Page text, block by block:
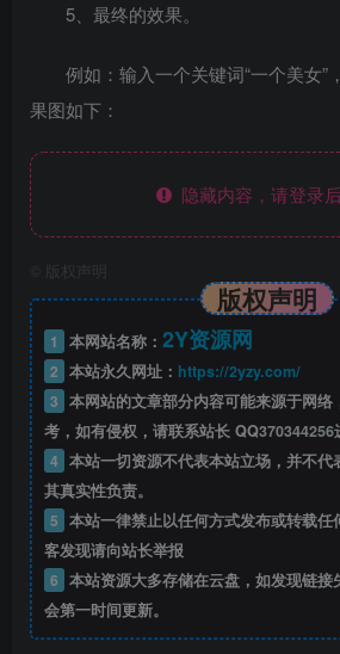
5、最终的效果。
例如：输入一个关键词“一个美女”
果图如下：
隐藏内容，请登录
版权声明
版权声明
1 本网站名称： 2Y资源网
2 本站永久网址： https://2yzy.com/
3 本网站的文章部分内容可能来源于网络
考，如有侵权，请联系站长 QQ370344256
4 本站一切资源不代表本站立场，并不代
其真实性负责。
5 本站一律禁止以任何方式发布或转载任
客发现请向站长举报
6 本站资源大多存储在云盘，如发现链接
会第一时间更新。